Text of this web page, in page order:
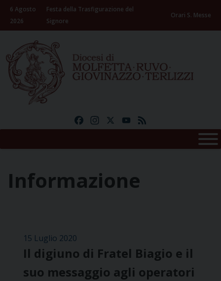
Skip
content
6 Agosto
2026
Festa della Trasfigurazione del
Signore
Orari S. Messe
FacebookInstagramYouTube
Informazione
15 Luglio 2020
Il digiuno di Fratel Biagio e il
suo messaggio agli operatori